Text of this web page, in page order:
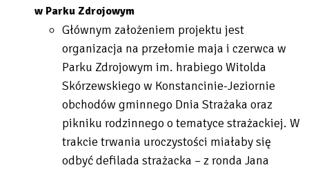
w Parku Zdrojowym
Głównym założeniem projektu jest
organizacja na przełomie maja i czerwca w
Parku Zdrojowym im. hrabiego Witolda
Skórzewskiego w Konstancinie-Jeziornie
obchodów gminnego Dnia Strażaka oraz
pikniku rodzinnego o tematyce strażackiej. W
trakcie trwania uroczystości miałaby się
odbyć defilada strażacka – z ronda Jana